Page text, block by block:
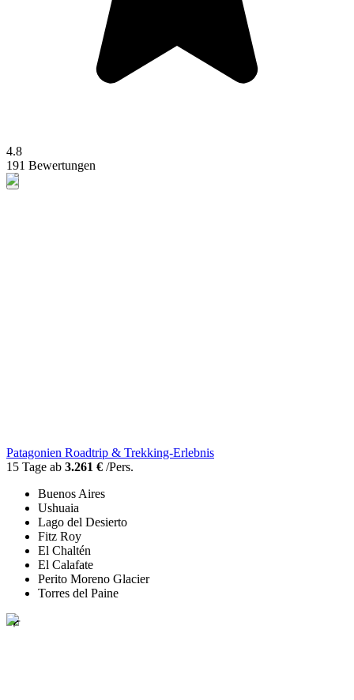
4.8
191 Bewertungen
Patagonien Roadtrip & Trekking-Erlebnis
15 Tage ab 3.261 € /Pers.
Buenos Aires
Ushuaia
Lago del Desierto
Fitz Roy
El Chaltén
El Calafate
Perito Moreno Glacier
Torres del Paine